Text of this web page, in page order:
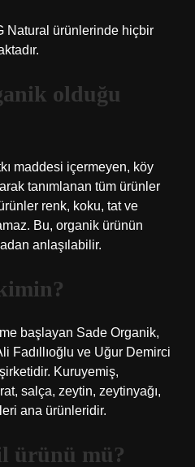
Natural ürünlerinde hiçbir
olduğu
maddesi içermeyen, köy
tanımlanan tüm ürünler
renk, koku, tat ve
Bu, organik ürünün
anlaşılabilir.
başlayan Sade Organik,
Fadıllıoğlu ve Uğur Demirci
Kuruyemiş,
salça, zeytin, zeytinyağı,
ana ürünleridir.
ürünü mü?